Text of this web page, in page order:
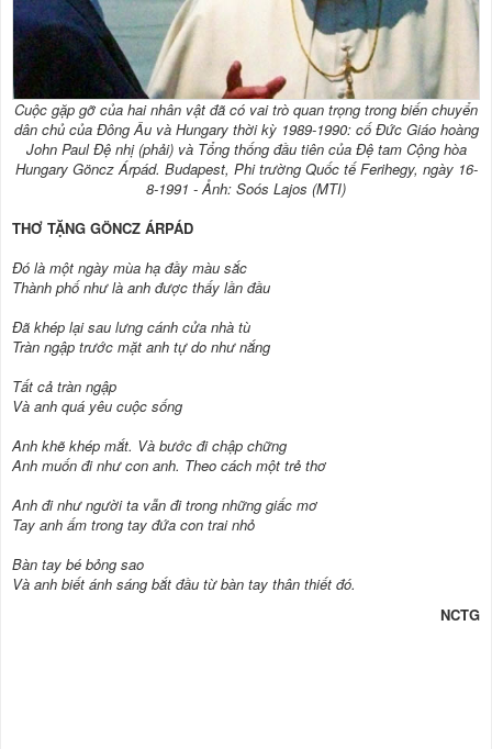
Cuộc gặp gỡ của hai nhân vật đã có vai trò quan trọng trong biến chuyển
dân chủ của Đông Âu và Hungary thời kỳ 1989-1990: cố Đức Giáo hoàng
John Paul Đệ nhị (phải) và Tổng thống đầu tiên của Đệ tam Cộng hòa
Hungary Göncz Árpád. Budapest, Phi trường Quốc tế Ferihegy, ngày 16-
8-1991 - Ảnh: Soós Lajos (MTI)
THƠ TẶNG GÖNCZ ÁRPÁD
Đó là một ngày mùa hạ đầy màu sắc
Thành phố như là anh được thấy lần đầu
Đã khép lại sau lưng cánh cửa nhà tù
Tràn ngập trước mặt anh tự do như nắng
Tất cả tràn ngập
Và anh quá yêu cuộc sống
Anh khẽ khép mắt. Và bước đi chập chững
Anh muốn đi như con anh. Theo cách một trẻ thơ
Anh đi như người ta vẫn đi trong những giấc mơ
Tay anh ấm trong tay đứa con trai nhỏ
Bàn tay bé bỏng sao
Và anh biết ánh sáng bắt đầu từ bàn tay thân thiết đó.
NCTG